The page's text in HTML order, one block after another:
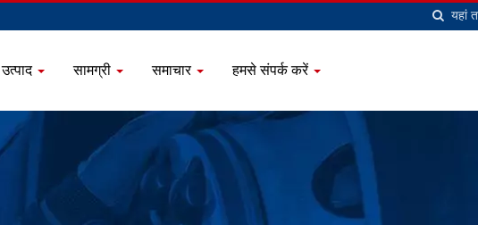
उत्पाद सामग्री समाचार हमसे संपर्क करें